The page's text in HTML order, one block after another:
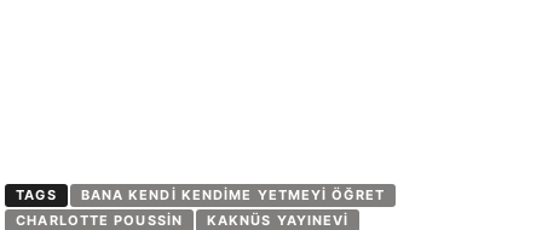
TAGS
BANA KENDI KENDIME YETMEYI ÖĞRET
CHARLOTTE POUSSIN
KAKNÜS YAYINEVI